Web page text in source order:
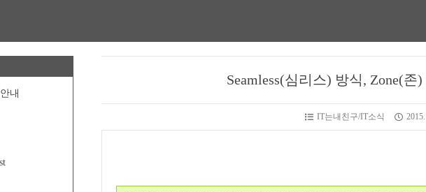
Seamless(심리스) 방식, Zone(존
IT는내친구/IT소식
내